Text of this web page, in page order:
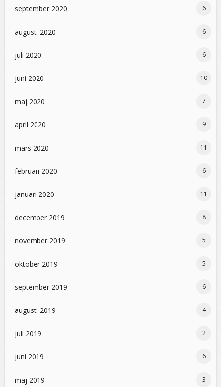
september 2020 6
augusti 2020 6
juli 2020 6
juni 2020 10
maj 2020 7
april 2020 9
mars 2020 11
februari 2020 6
januari 2020 11
december 2019 8
november 2019 5
oktober 2019 5
september 2019 6
augusti 2019 4
juli 2019 2
juni 2019 6
maj 2019 3